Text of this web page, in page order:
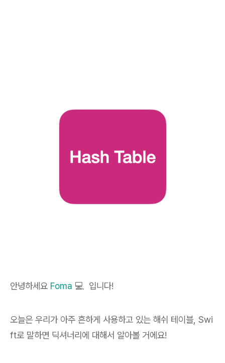
안녕하세요 Foma 💻 입니다!
오늘은 우리가 아주 흔하게 사용하고 있는 해쉬 테이블, Swi
ft로 말하면 딕셔너리에 대해서 알아볼 거에요!